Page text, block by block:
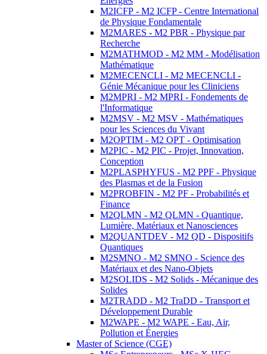
M2ICFP - M2 ICFP - Centre International
de Physique Fondamentale
M2MARES - M2 PBR - Physique par
Recherche
M2MATHMOD - M2 MM - Modélisation
Mathématique
M2MECENCLI - M2 MECENCLI -
Génie Mécanique pour les Cliniciens
M2MPRI - M2 MPRI - Fondements de
l'Informatique
M2MSV - M2 MSV - Mathématiques
pour les Sciences du Vivant
M2OPTIM - M2 OPT - Optimisation
M2PIC - M2 PIC - Projet, Innovation,
Conception
M2PLASPHYFUS - M2 PPF - Physique
des Plasmas et de la Fusion
M2PROBFIN - M2 PF - Probabilités et
Finance
M2QLMN - M2 QLMN - Quantique,
Lumière, Matériaux et Nanosciences
M2QUANTDEV - M2 QD - Dispositifs
Quantiques
M2SMNO - M2 SMNO - Science des
Matériaux et des Nano-Objets
M2SOLIDS - M2 Solids - Mécanique des
Solides
M2TRADD - M2 TraDD - Transport et
Développement Durable
M2WAPE - M2 WAPE - Eau, Air,
Pollution et Énergies
Master of Science (CGE)